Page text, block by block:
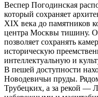
Веспер Погодинская
который сохраняет
XIX века до памятников
центра Москвы тишину.
позволяет сохранять
историческую
интеллектуальную и
В пешей доступности
Новодевичьи пруды.
Трубецких, а за рекой —